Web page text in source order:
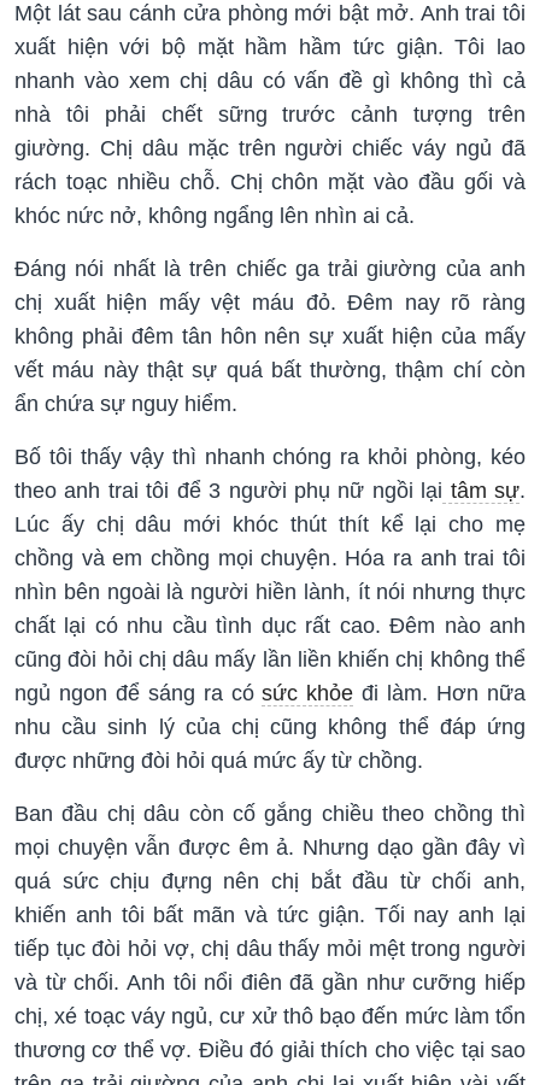
Một lát sau cánh cửa phòng mới bật mở. Anh trai tôi
xuất hiện với bộ mặt hầm hầm tức giận. Tôi lao
nhanh vào xem chị dâu có vấn đề gì không thì cả
nhà tôi phải chết sững trước cảnh tượng trên
giường. Chị dâu mặc trên người chiếc váy ngủ đã
rách toạc nhiều chỗ. Chị chôn mặt vào đầu gối và
khóc nức nở, không ngẩng lên nhìn ai cả.
Đáng nói nhất là trên chiếc ga trải giường của anh
chị xuất hiện mấy vệt máu đỏ. Đêm nay rõ ràng
không phải đêm tân hôn nên sự xuất hiện của mấy
vết máu này thật sự quá bất thường, thậm chí còn
ẩn chứa sự nguy hiểm.
Bố tôi thấy vậy thì nhanh chóng ra khỏi phòng, kéo
theo anh trai tôi để 3 người phụ nữ ngồi lại tâm sự.
Lúc ấy chị dâu mới khóc thút thít kể lại cho mẹ
chồng và em chồng mọi chuyện. Hóa ra anh trai tôi
nhìn bên ngoài là người hiền lành, ít nói nhưng thực
chất lại có nhu cầu tình dục rất cao. Đêm nào anh
cũng đòi hỏi chị dâu mấy lần liền khiến chị không thể
ngủ ngon để sáng ra cósức khỏe đi làm. Hơn nữa
nhu cầu sinh lý của chị cũng không thể đáp ứng
được những đòi hỏi quá mức ấy từ chồng.
Ban đầu chị dâu còn cố gắng chiều theo chồng thì
mọi chuyện vẫn được êm ả. Nhưng dạo gần đây vì
quá sức chịu đựng nên chị bắt đầu từ chối anh,
khiến anh tôi bất mãn và tức giận. Tối nay anh lại
tiếp tục đòi hỏi vợ, chị dâu thấy mỏi mệt trong người
và từ chối. Anh tôi nổi điên đã gần như cưỡng hiếp
chị, xé toạc váy ngủ, cư xử thô bạo đến mức làm tổn
thương cơ thể vợ. Điều đó giải thích cho việc tại sao